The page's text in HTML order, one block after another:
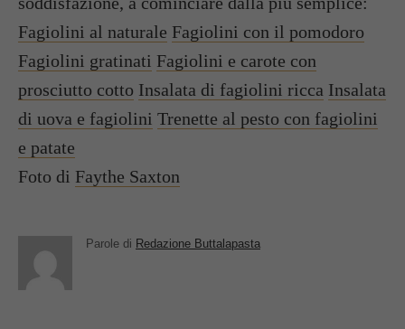
Fagiolini al naturale Fagiolini con il pomodoro
Fagiolini gratinati Fagiolini e carote con
prosciutto cotto Insalata di fagiolini ricca Insalata
di uova e fagiolini Trenette al pesto con fagiolini
e patate
Foto di Faythe Saxton
Parole di Redazione Buttalapasta